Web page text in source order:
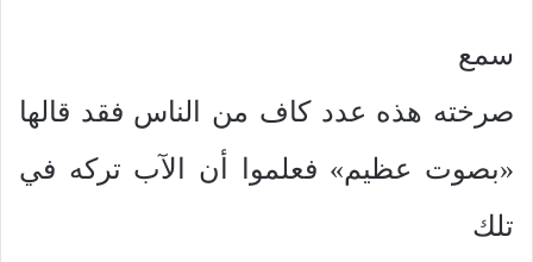
سمع
صرخته هذه عدد كاف من الناس فقد قالها
«بصوت عظيم» فعلموا أن الآب تركه في
تلك